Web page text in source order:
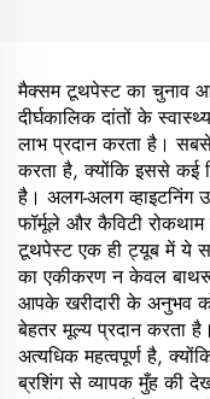
मैक्सम टूथपेस्ट का चुनाव
दीर्घकालिक दांतों के
लाभ प्रदान करता है।
करता है, क्योंकि इससे कई
है। अलग-अलग व्हाइटनिंग
फॉर्मूले और कैविटी
टूथपेस्ट एक ही ट्यूब में ये
का एकीकरण न केवल
आपके खरीदारी के अनुभव
बेहतर मूल्य प्रदान करता
अत्यधिक महत्वपूर्ण है,
ब्रशिंग से व्यापक मुँह की